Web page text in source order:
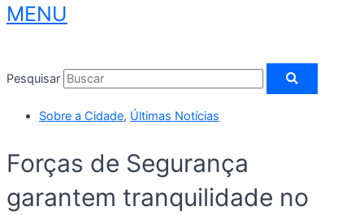
MENU
Pesquisar
Sobre a Cidade, Últimas Notícias
Forças de Segurança
garantem tranquilidade no